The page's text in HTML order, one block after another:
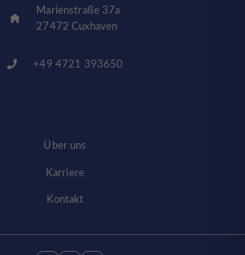
Marienstraße 37a
27472 Cuxhaven
+49 4721 393650
Über uns
Karriere
Kontakt